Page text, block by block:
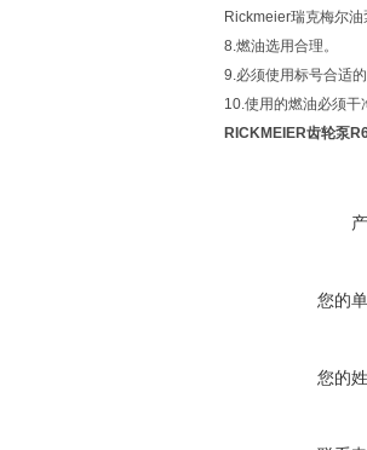
Rickmeier瑞克梅尔
8.燃油选用合理。
9.必须使用标号合适
10.使用的燃油必须
RICKMEIER齿轮泵
您的
您的